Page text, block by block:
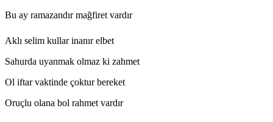
Bu ay ramazandır mağfiret vardır
Aklı selim kullar inanır elbet
Sahurda uyanmak olmaz ki zahmet
Ol iftar vaktinde çoktur bereket
Oruçlu olana bol rahmet vardır